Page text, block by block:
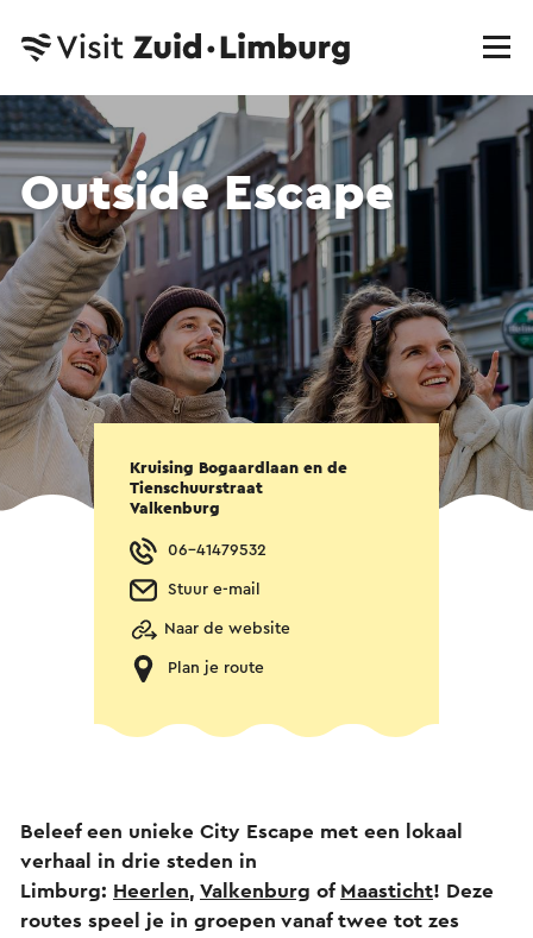
Outside Escape
Kruising Bogaardlaan en de
Tienschuurstraat
Valkenburg
06-41479532
Stuur e-mail
Naar de website
Plan je route
Beleef een unieke City Escape met een lokaal
verhaal in drie steden in
Limburg: Heerlen, Valkenburg of Maasticht! Deze
routes speel je in groepen vanaf twee tot zes